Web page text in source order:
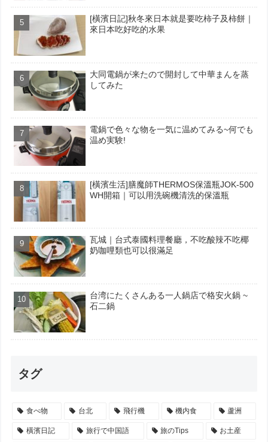
[橫濱日記]秋冬來日本就是要吃柿子及柿餅｜
來日本吃好吃的水果
大同電鍋が来たので開封して中華まんを蒸
してみた
電鍋で色々な物を一気に温めてみる~何でも
温め実験!
[橫濱生活]膳魔師THERMOS保溫瓶JOK-500
WH開箱｜可以用洗碗機清洗的保溫瓶
瓦城｜台式泰國料理餐廳，不吃酸辣不吃椰
奶咖哩類也可以很滿足
台湾にたくさんある一人鍋店で格安火鍋 ~
石二鍋
タグ
食べ物 台北 飛行機 機内食 蘆洲
橫濱日記 旅行で中国語 旅のTips お土産